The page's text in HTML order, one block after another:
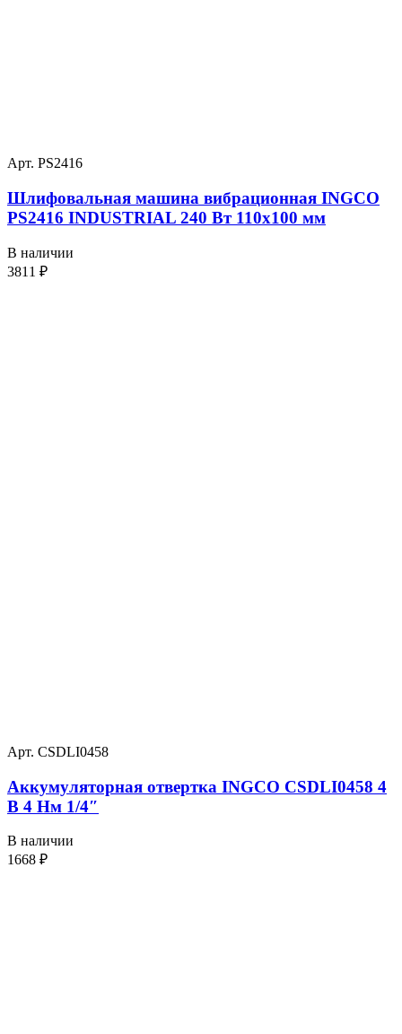
Арт. PS2416
Шлифовальная машина вибрационная INGCO
PS2416 INDUSTRIAL 240 Вт 110х100 мм
В наличии
3811 ₽
Арт. CSDLI0458
Аккумуляторная отвертка INGCO CSDLI0458 4
В 4 Нм 1/4″
В наличии
1668 ₽